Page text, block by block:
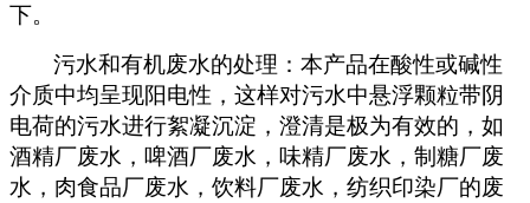
下。
污水和有机废水的处理：本产品在酸性或碱性
介质中均呈现阳电性，这样对污水中悬浮颗粒带阴
电荷的污水进行絮凝沉淀，澄清是极为有效的，如
酒精厂废水，啤酒厂废水，味精厂废水，制糖厂废
水，肉食品厂废水，饮料厂废水，纺织印染厂的废